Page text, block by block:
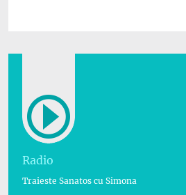
Radio
Traieste Sanatos cu Simona